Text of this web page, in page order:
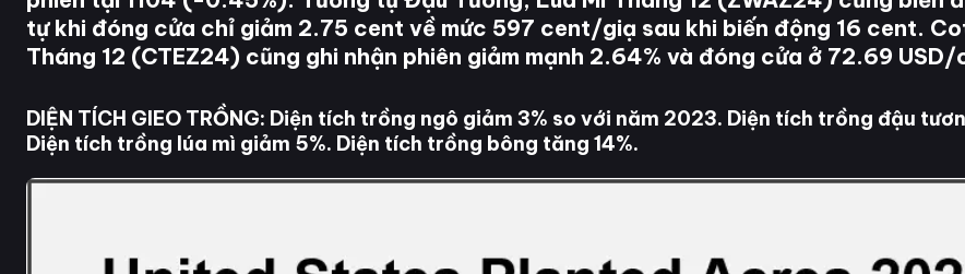
tự khi đóng cửa chỉ giảm 2.75 cent về mức 597 cent/giạ sau khi biến động 16 cent.
Tháng 12 (CTEZ24) cũng ghi nhận phiên giảm mạnh 2.64% và đóng cửa ở 72.69
DIỆN TÍCH GIEO TRỒNG: Diện tích trồng ngô giảm 3% so với năm 2023. Diện tích trồng đậu
Diện tích trồng lúa mì giảm 5%. Diện tích trồng bông tăng 14%.